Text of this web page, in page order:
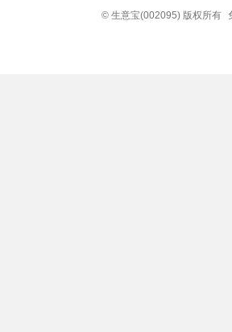
© 生意宝(002095) 版权所有